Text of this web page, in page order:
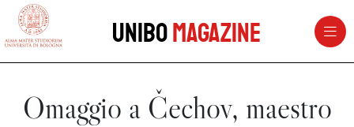
vai al contenuto della pagina
UniboMagazine
Omaggio a Čechov, maestro